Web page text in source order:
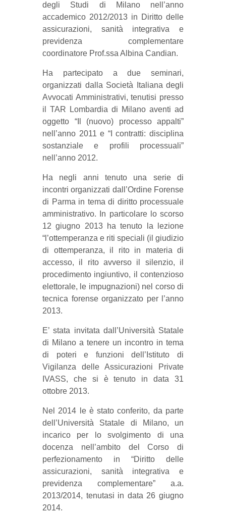
degli Studi di Milano nell’anno
accademico 2012/2013 in Diritto delle
assicurazioni, sanità integrativa e
previdenza complementare
coordinatore Prof.ssa Albina Candian.
Ha partecipato a due seminari,
organizzati dalla Società Italiana degli
Avvocati Amministrativi, tenutisi presso
il TAR Lombardia di Milano aventi ad
oggetto “Il (nuovo) processo appalti”
nell’anno 2011 e “I contratti: disciplina
sostanziale e profili processuali”
nell’anno 2012.
Ha negli anni tenuto una serie di
incontri organizzati dall’Ordine Forense
di Parma in tema di diritto processuale
amministrativo. In particolare lo scorso
12 giugno 2013 ha tenuto la lezione
“l’ottemperanza e riti speciali (il giudizio
di ottemperanza, il rito in materia di
accesso, il rito avverso il silenzio, il
procedimento ingiuntivo, il contenzioso
elettorale, le impugnazioni) nel corso di
tecnica forense organizzato per l’anno
2013.
E’ stata invitata dall’Università Statale
di Milano a tenere un incontro in tema
di poteri e funzioni dell’Istituto di
Vigilanza delle Assicurazioni Private
IVASS, che si è tenuto in data 31
ottobre 2013.
Nel 2014 le è stato conferito, da parte
dell’Università Statale di Milano, un
incarico per lo svolgimento di una
docenza nell’ambito del Corso di
perfezionamento in “Diritto delle
assicurazioni, sanità integrativa e
previdenza complementare” a.a.
2013/2014, tenutasi in data 26 giugno
2014.